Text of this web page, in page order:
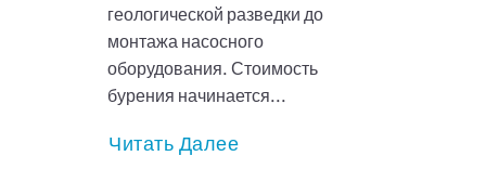
геологической разведки до
монтажа насосного
оборудования. Стоимость
бурения начинается...
Читать Далее